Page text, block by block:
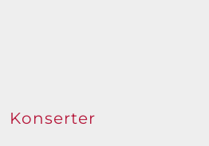
Konserter